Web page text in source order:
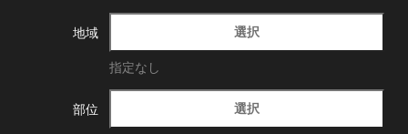
地域 選択
指定なし
部位 選択